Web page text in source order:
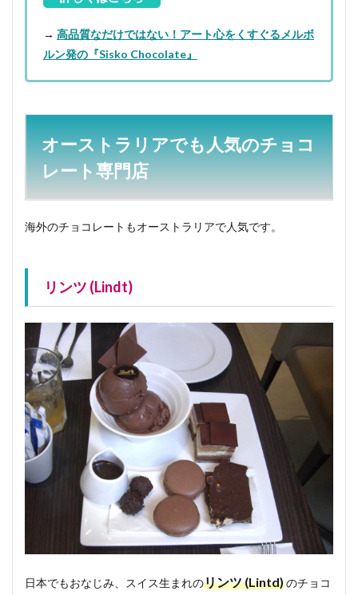
→ 高品質なだけではない！アート心をくすぐるメルボ
ルン発の『Sisko Chocolate』
オーストラリアでも人気のチョコ
レート専門店
海外のチョコレートもオーストラリアで人気です。
リンツ (Lindt)
日本でもおなじみ、スイス生まれのリンツ (Lintd)のチョコ